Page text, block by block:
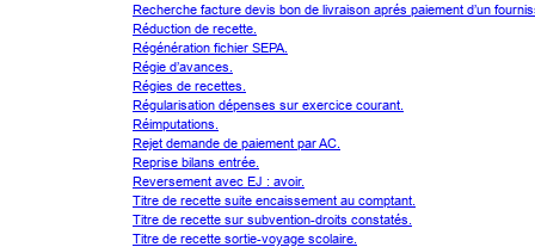
Recherche facture devis bon de livraison aprés paiement d’un
Réduction de recette.
Régénération fichier SEPA.
Régie d’avances.
Régies de recettes.
Régularisation dépenses sur exercice courant.
Réimputations.
Rejet demande de paiement par AC.
Reprise bilans entrée.
Reversement avec EJ : avoir.
Titre de recette suite encaissement au comptant.
Titre de recette sur subvention-droits constatés.
Titre de recette sortie-voyage scolaire.